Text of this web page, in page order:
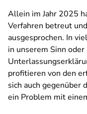
Allein im Jahr 2025
Verfahren betreut
ausgesprochen. In
in unserem Sinn
profitieren von den
sich auch gegenüber
ein Problem mit